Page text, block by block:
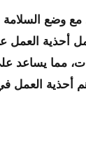
وضع السلامة
أحذية العمل
مما يساعد
أحذية العمل